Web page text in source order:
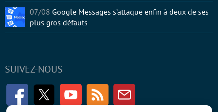
SUIVEZ-NOUS
FacebookTwitter Youtube RSS Newsletter
07/08 Google Messages s’attaque enfin à deux de ses
plus gros défauts